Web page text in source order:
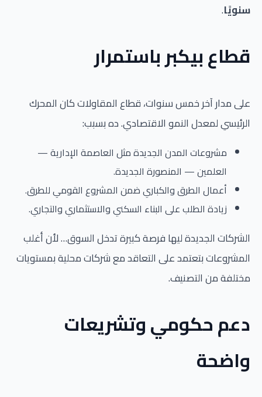
سنويًا.
قطاع بيكبر باستمرار
على مدار آخر خمس سنوات، قطاع المقاولات كان المحرك
الرئيسي لمعدل النمو الاقتصادي. ده بسبب:
مشروعات المدن الجديدة مثل العاصمة الإدارية —
العلمين — المنصورة الجديدة.
أعمال الطرق والكباري ضمن المشروع القومي للطرق.
زيادة الطلب على البناء السكني والاستثماري والتجاري.
الشركات الجديدة ليها فرصة كبيرة تدخل السوق… لأن أغلب
المشروعات بتعتمد على التعاقد مع شركات محلية بمستويات
مختلفة من التصنيف.
دعم حكومي وتشريعات
واضحة